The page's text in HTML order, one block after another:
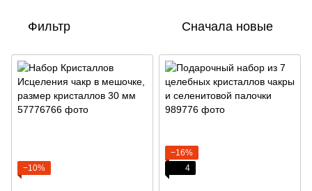
Фильтр Сначала новые
−10%
−16%
4